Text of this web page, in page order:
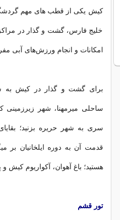
کیش یکی از قطب های مهم
خلیج فارس، گشت و گذار در
امکانات و انجام ورزش‌های آبی
برای گشت و گذار در کیش به
ساحلی میرمهنا، شهر زیرزمینی
سری به شهر حریره بزنید؛
قدمت آن به دوره ایلخانیان بر
هستید؛ باغ آهوان، آکواریوم کیش
تور قشم